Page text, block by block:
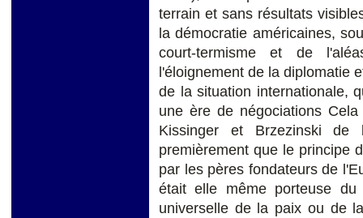
terrain et sans résultats
la démocratie américaines,
court-termisme et de
l'éloignement de la diplomatie
de la situation internationale,
une ère de négociations
Kissinger et Brzezinski de
premièrement que le principe
par les pères fondateurs de
était elle même porteuse
universelle de la paix ou de